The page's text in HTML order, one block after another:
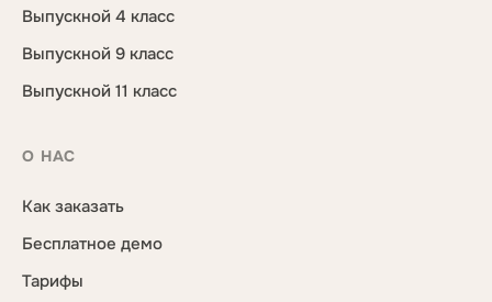
Выпускной 4 класс
Выпускной 9 класс
Выпускной 11 класс
О НАС
Как заказать
Бесплатное демо
Тарифы